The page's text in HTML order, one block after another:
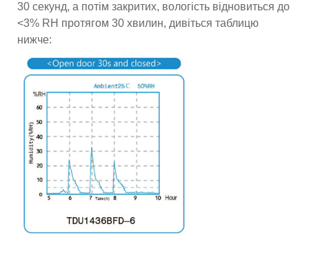
30 секунд, а потім закритих, вологість відновиться до
<3% RH протягом 30 хвилин, дивіться таблицю
нижче: